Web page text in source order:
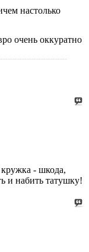
настолько
очень оккуратно
- шкода,
и набить татушку!